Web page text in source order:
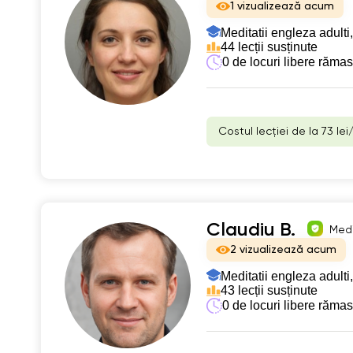
1 vizualizează acum
Meditatii engleza adulti,
44 lecții susținute
0 de locuri libere
Costul lecției de la 73
Claudiu B.
2 vizualizează acum
Meditatii engleza adulti,
43 lecții susținute
0 de locuri libere